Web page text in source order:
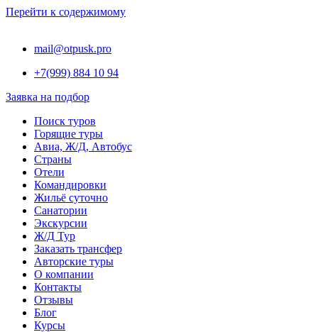
Перейти к содержимому
mail@otpusk.pro
+7(999) 884 10 94
Заявка на подбор
Поиск туров
Горящие туры
Авиа, Ж/Д, Автобус
Страны
Отели
Командировки
Жильё суточно
Санатории
Экскурсии
Ж/Д Тур
Заказать трансфер
Авторские туры
О компании
Контакты
Отзывы
Блог
Курсы